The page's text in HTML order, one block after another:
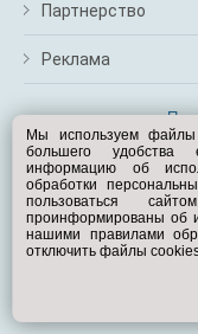
Партнерство
Реклама
Мы используем
большего удобства
информацию об
обработки
пользоваться
проинформированы об
нашими правилами
отключить файлы